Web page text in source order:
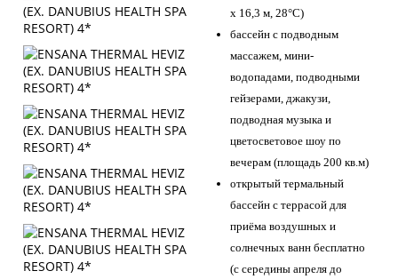
x 16,3 м, 28°C)
бассейн с подводным
массажем, мини-
водопадами, подводными
гейзерами, джакузи,
подводная музыка и
цветосветовое шоу по
вечерам (площадь 200 кв.м)
открытый термальный
бассейн с террасой для
приёма воздушных и
солнечных ванн бесплатно
(с середины апреля до